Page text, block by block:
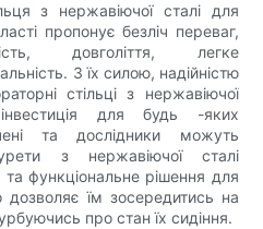
з нержавіючої сталі для
пропонує безліч переваг,
довголіття, легке
З їх силою, надійністю
стільці з нержавіючої
для будь -яких
та дослідники можуть
з нержавіючої сталі
функціональне рішення для
їм зосередитись на
про стан їх сидіння.